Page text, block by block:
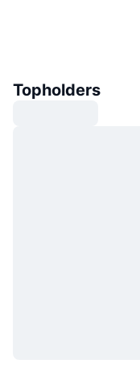
Topholders